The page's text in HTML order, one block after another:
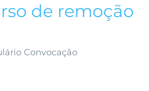
de remoção
Convocação